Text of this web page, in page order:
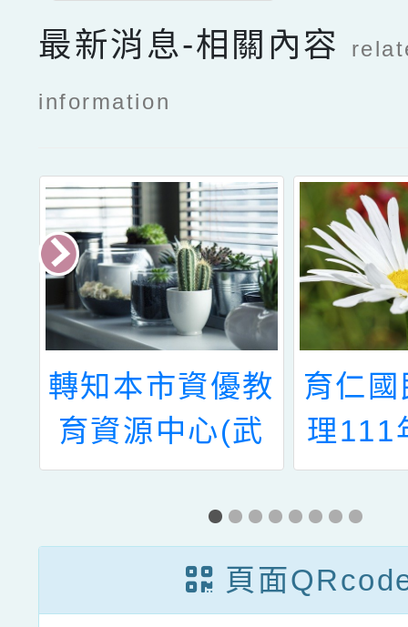
最新消息-相關內容
information
轉知本市資優教
育資源中心(武
陵高中)辦理111
學年度第1學期
國 民小學資賦
優異課程工作坊
育仁
理111
動中
習精
頁面